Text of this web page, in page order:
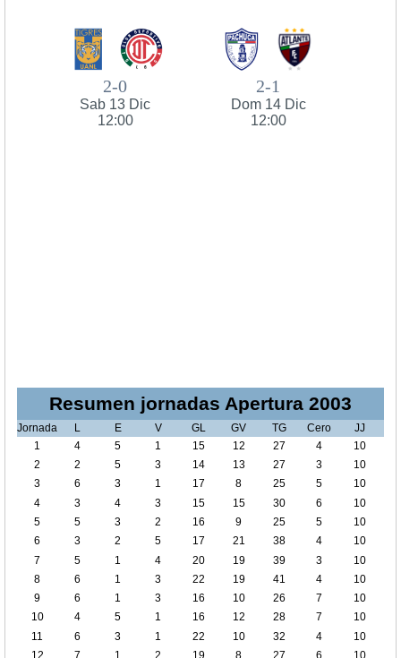
2-0
Sab 13 Dic
12:00
2-1
Dom 14 Dic
12:00
Resumen jornadas Apertura 2003
Jornada L E V GL GV TG Cero
JJ
1
4 5 1 15 12 27 4
10
2
2 5 3 14 13 27 3
10
3
6 3 1 17 8 25 5
10
4
3 4 3 15 15 30 6
10
5
5 3 2 16 9 25 5
10
6
3 2 5 17 21 38 4
10
7
5 1 4 20 19 39 3
10
8
6 1 3 22 19 41 4
10
9
6 1 3 16 10 26 7
10
10
4 5 1 16 12 28 7
10
11
6 3 1 22 10 32 4
10
12
7 1 2 19 8 27 6
10